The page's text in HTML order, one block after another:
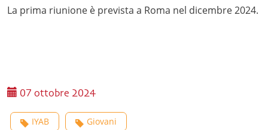
La prima riunione è prevista a Roma nel dicembre 2024.
07 ottobre 2024
IYAB Giovani